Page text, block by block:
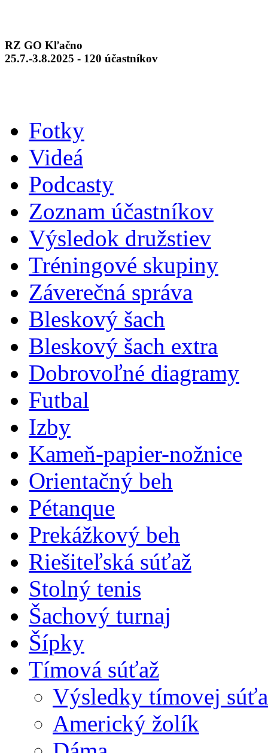
RZ GO Kľačno
25.7.-3.8.2025 - 120 účastníkov
Fotky
Videá
Podcasty
Zoznam účastníkov
Výsledok družstiev
Tréningové skupiny
Záverečná správa
Bleskový šach
Bleskový šach extra
Dobrovoľné diagramy
Futbal
Izby
Kameň-papier-nožnice
Orientačný beh
Pétanque
Prekážkový beh
Riešiteľská súťaž
Stolný tenis
Šachový turnaj
Šípky
Tímová súťaž
Výsledky tímovej
Americký žolík